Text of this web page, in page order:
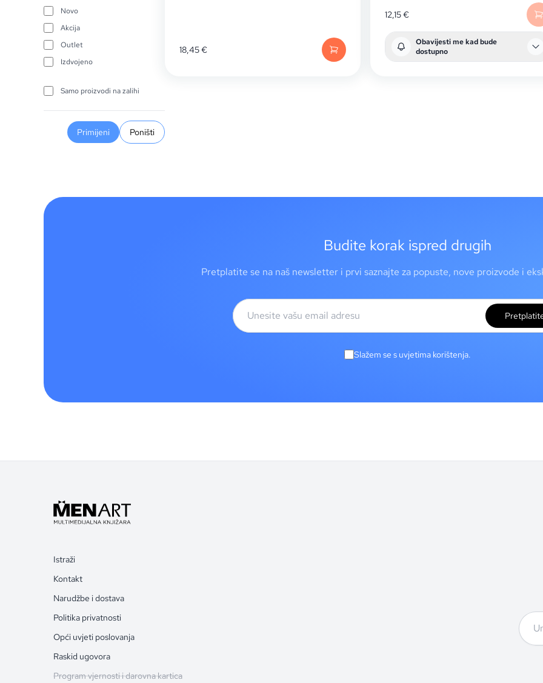
Novo
Akcija
Outlet
Izdvojeno
Samo proizvodi na zalihi
Primijeni Poništi
18,45€
12,15€
Obavijesti me kad bude
dostupno
Budite korak ispred drugih
Pretplatite se na naš newsletter i prvi saznajte za popuste, nove proizvode i
Slažem se s uvjetima korištenja.
Istraži
Kontakt
Narudžbe i dostava
Politika privatnosti
Opći uvjeti poslovanja
Raskid ugovora
Program vjernosti i darovna kartica